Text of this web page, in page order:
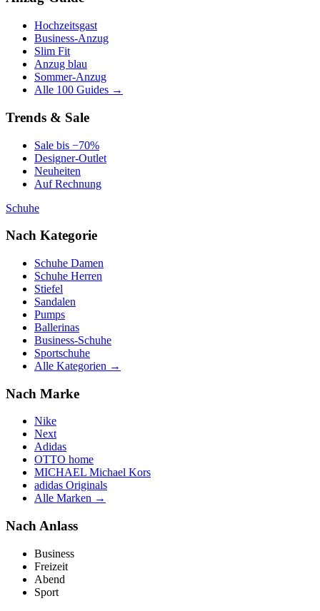
Hochzeitsgast
Business-Anzug
Slim Fit
Anzug blau
Sommer-Anzug
Alle 100 Guides →
Trends & Sale
Sale bis −70%
Designer-Outlet
Neuheiten
Auf Rechnung
Schuhe
Nach Kategorie
Schuhe Damen
Schuhe Herren
Stiefel
Sandalen
Pumps
Ballerinas
Business-Schuhe
Sportschuhe
Alle Kategorien →
Nach Marke
Nike
Next
Adidas
OTTO home
MICHAEL Michael Kors
adidas Originals
Alle Marken →
Nach Anlass
Business
Freizeit
Abend
Sport